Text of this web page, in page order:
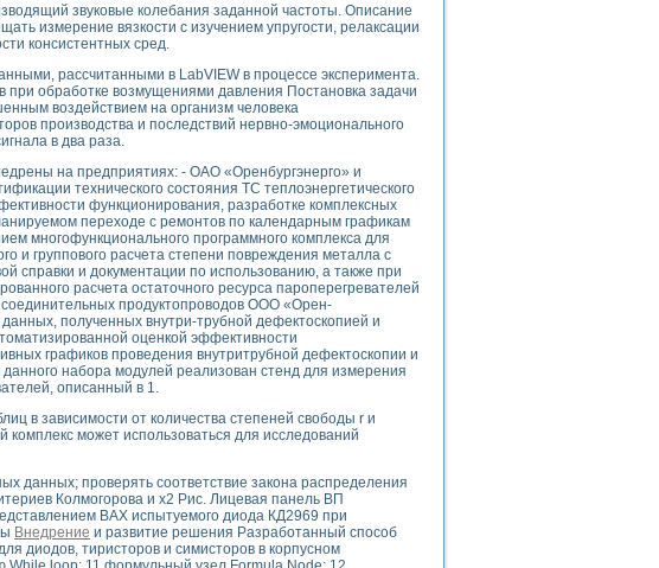
средств NATIONAL INSTRUMENTS
осциллографа и исследования методов расширения его полосы
средств измерений
параметров джиттера
в учебной лаборатории средствами LabVIEW
импульсного сигнала
среде Lab VIEW 7.1
в среде LabVIEW
(RRR) сверхпроводников
в пространстве Ван Дер Поля
6008
современных информационных технологий и программных средств
экстраполяции
платы USB 6008 в среде LabVIEW
звуковые колебания заданной частоты. Описание
измерение вязкости с изучением упругости, релаксации
консистентных сред.
рассчитанными в LabVIEW в процессе эксперимента.
при обработке возмущениями давления Постановка задачи
воздействием на организм человека
производства и последствий нервно-эмоционального
в два раза.
на предприятиях: - ОАО «Оренбургэнерго» и
технического состояния ТС теплоэнергетического
функционирования, разработке комплексных
переходе с ремонтов по календарным графикам
многофункционального программного комплекса для
и группового расчета степени повреждения металла с
справки и документации по использованию, а также при
расчета остаточного ресурса пароперегревателей
соединительных продуктопроводов ООО «Орен-
полученных внутри-трубной дефектоскопией и
оценкой эффективности
графиков проведения внутритрубной дефектоскопии и
набора модулей реализован стенд для измерения
описанный в 1.
в зависимости от количества степеней свободы r и
может использоваться для исследований
данных; проверять соответствие закона распределения
Колмогорова и х2 Рис. Лицевая панель ВП
ВАХ испытуемого диода КД2969 при
Внедрение и развитие решения Разработанный способ
диодов, тиристоров и симисторов в корпусном